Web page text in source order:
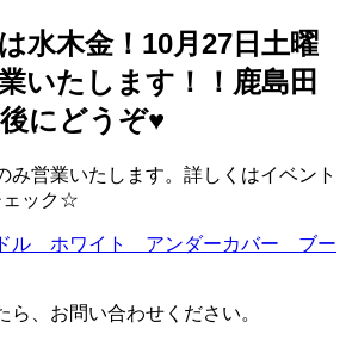
水木金！10月27日土曜
いたします！！鹿島田
にどうぞ♥️
み営業いたします。詳しくはイベント
ェック☆
ル ホワイト アンダーカバー ブー
、お問い合わせください。